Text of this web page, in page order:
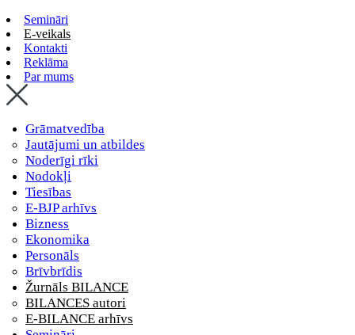
Semināri
E-veikals
Kontakti
Reklāma
Par mums
Grāmatvedība
Jautājumi un atbildes
Noderīgi rīki
Nodokļi
Tiesības
E-BJP arhīvs
Bizness
Ekonomika
Personāls
Brīvbrīdis
Žurnāls BILANCE
BILANCES autori
E-BILANCE arhīvs